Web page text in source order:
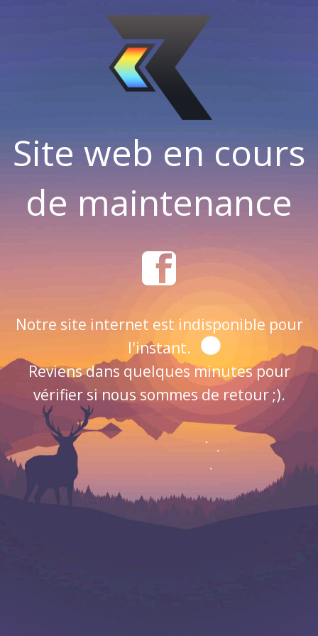
Site web en cours
de maintenance
Notre site internet est indisponible pour
l'instant.
Reviens dans quelques minutes pour
vérifier si nous sommes de retour ;).